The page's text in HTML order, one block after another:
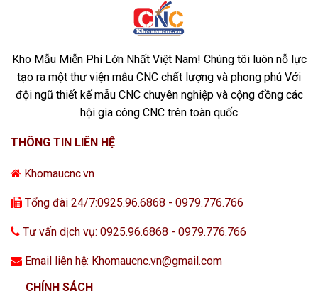
Kho Mẫu Miễn Phí Lớn Nhất Việt Nam! Chúng tôi luôn nỗ lực
tạo ra một thư viện mẫu CNC chất lượng và phong phú Với
đội ngũ thiết kế mẫu CNC chuyên nghiệp và cộng đồng các
hội gia công CNC trên toàn quốc
THÔNG TIN LIÊN HỆ
Khomaucnc.vn
Tổng đài 24/7:0925.96.6868 - 0979.776.766
Tư vấn dịch vụ: 0925.96.6868 - 0979.776.766
Email liên hệ: Khomaucnc.vn@gmail.com
CHÍNH SÁCH